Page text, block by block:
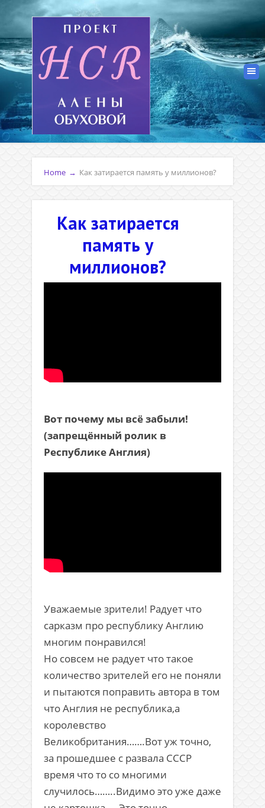
Home → Как затирается память у миллионов?
Как затирается
память у
миллионов?
Вот почему мы всё забыли!
(запрещённый ролик в
Республике Англия)
Уважаемые зрители! Радует что
сарказм про республику Англию
многим понравился!
Но совсем не радует что такое
количество зрителей его не поняли
и пытаются поправить автора в том
что Англия не республика,а
королевство
Великобритания…….Вот уж точно,
за прошедшее с развала СССР
время что то со многими
случилось……..Видимо это уже даже